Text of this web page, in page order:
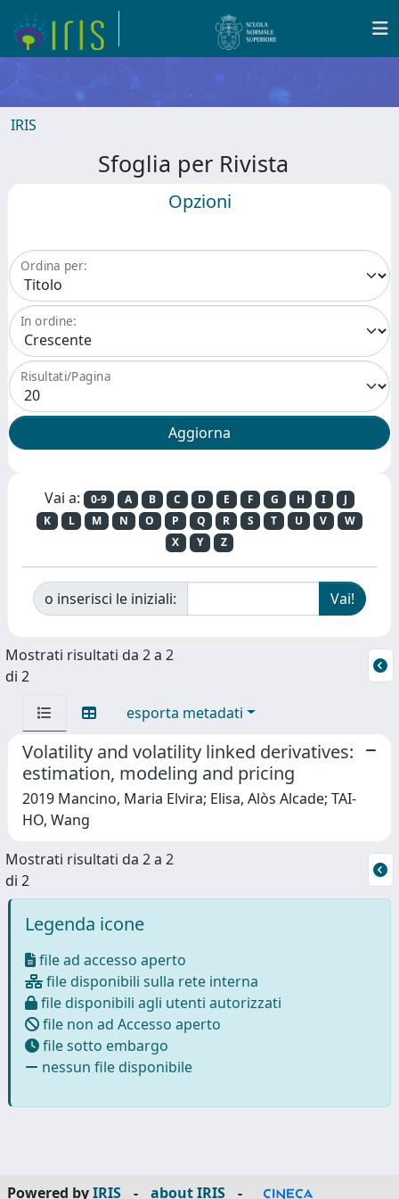
IRIS
Sfoglia per Rivista
Opzioni
Ordina per:
In ordine:
Risultati/Pagina
Vai a: 0-9 A B C D E F G H I
J
K
L M N O P Q R S T U V
W
X
Y Z
o inserisci le iniziali:
Mostrati risultati da 2 a 2
di 2
esporta metadati
Volatility and volatility linked derivatives:
estimation, modeling and pricing
2019 Mancino, Maria Elvira; Elisa, Alòs Alcade; TAI-
HO, Wang
Mostrati risultati da 2 a 2
di 2
Legenda icone
file ad accesso aperto
file disponibili sulla rete interna
file disponibili agli utenti autorizzati
file non ad Accesso aperto
file sotto embargo
nessun file disponibile
Powered byIRIS - about IRIS -